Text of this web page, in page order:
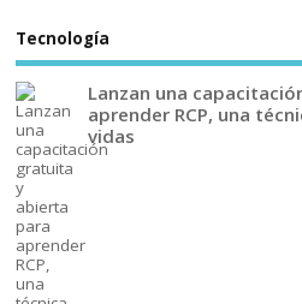
Tecnología
Lanzan una
aprender RCP, una
vidas